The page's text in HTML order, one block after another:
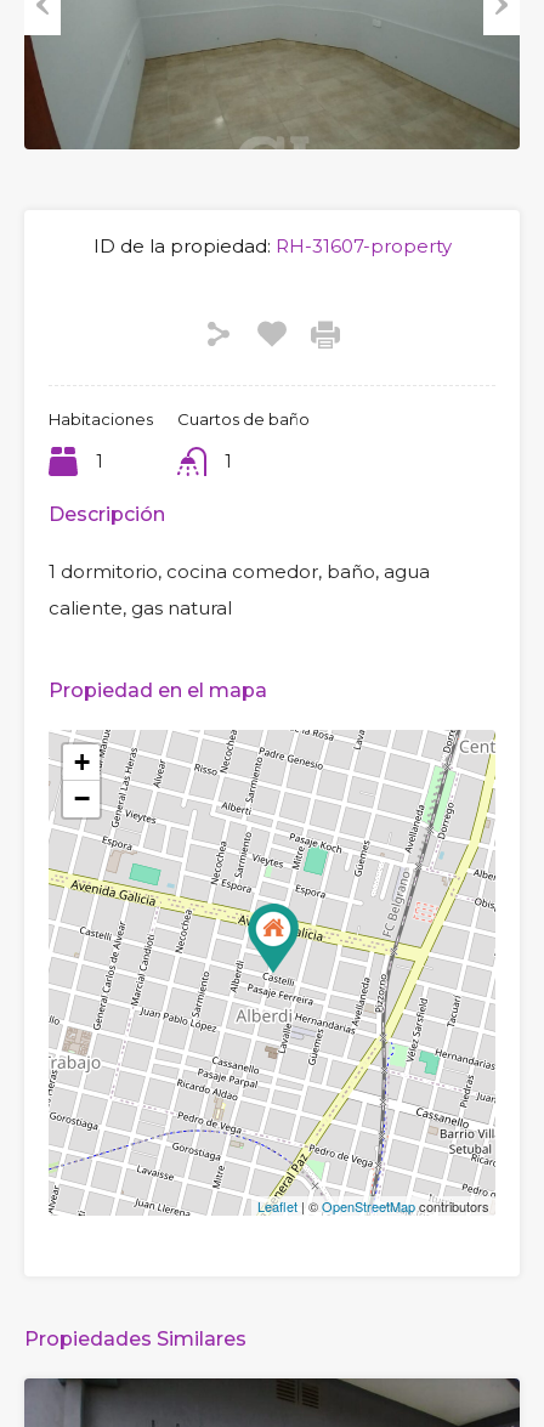
Previous
ID de la propiedad: RH-31607-property
Habitaciones
1
Cuartos de baño
1
Descripción
1 dormitorio, cocina comedor, baño, agua
caliente, gas natural
Propiedad en el mapa
+
−
Leaflet | ©OpenStreetMapcontributors
Propiedades Similares